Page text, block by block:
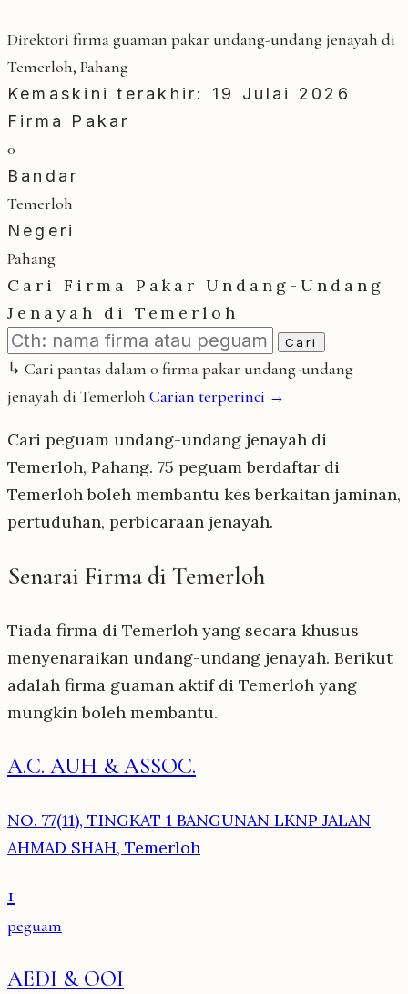
Direktori firma guaman pakar undang-undang jenayah di
Temerloh, Pahang
Kemaskini terakhir: 19 Julai 2026
Firma Pakar
0
Bandar
Temerloh
Negeri
Pahang
Cari Firma Pakar Undang-Undang
Jenayah di Temerloh
Cari
↳ Cari pantas dalam 0 firma pakar undang-undang
jenayah di Temerloh Carian terperinci →
Cari peguam undang-undang jenayah di
Temerloh, Pahang. 75 peguam berdaftar di
Temerloh boleh membantu kes berkaitan jaminan,
pertuduhan, perbicaraan jenayah.
Senarai Firma di Temerloh
Tiada firma di Temerloh yang secara khusus
menyenaraikan undang-undang jenayah. Berikut
adalah firma guaman aktif di Temerloh yang
mungkin boleh membantu.
A.C. AUH & ASSOC.
NO. 77(11), TINGKAT 1 BANGUNAN LKNP JALAN
AHMAD SHAH, Temerloh
1
peguam
AEDI & OOI